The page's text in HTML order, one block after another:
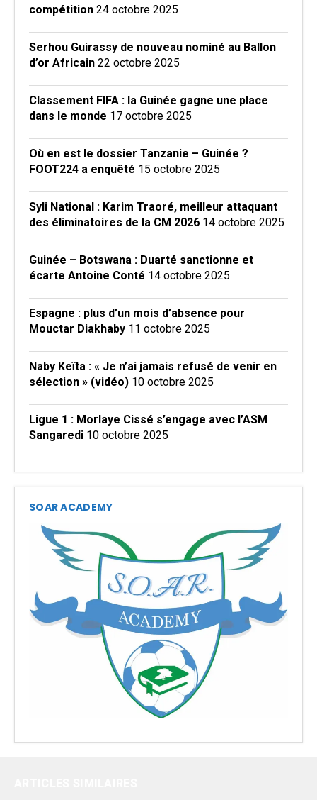
compétition 24 octobre 2025
Serhou Guirassy de nouveau nominé au Ballon
d’or Africain 22 octobre 2025
Classement FIFA : la Guinée gagne une place
dans le monde 17 octobre 2025
Où en est le dossier Tanzanie – Guinée ?
FOOT224 a enquêté 15 octobre 2025
Syli National : Karim Traoré, meilleur attaquant
des éliminatoires de la CM 2026 14 octobre 2025
Guinée – Botswana : Duarté sanctionne et
écarte Antoine Conté 14 octobre 2025
Espagne : plus d’un mois d’absence pour
Mouctar Diakhaby 11 octobre 2025
Naby Keïta : « Je n’ai jamais refusé de venir en
sélection » (vidéo) 10 octobre 2025
Ligue 1 : Morlaye Cissé s’engage avec l’ASM
Sangaredi 10 octobre 2025
SOAR ACADEMY